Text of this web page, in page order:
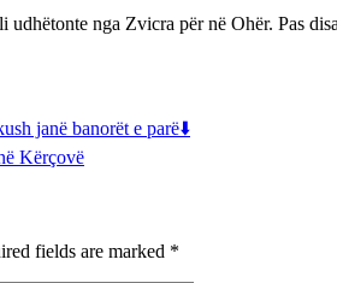
nga Zvicra për në Ohër. Pas
janë banorët e parë⬇️
Kërçovë
fields are marked *